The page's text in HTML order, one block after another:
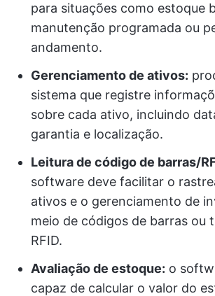
para situações como estoque
manutenção programada ou
andamento.
Gerenciamento de ativos:
sistema que registre
sobre cada ativo, incluindo
garantia e localização.
Leitura de código de barras/
software deve facilitar o
ativos e o gerenciamento de
meio de códigos de barras ou
RFID.
Avaliação de estoque: o
capaz de calcular o valor do